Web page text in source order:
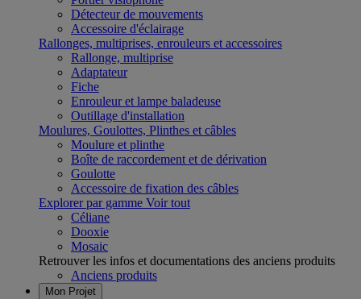
Détecteur de mouvements
Accessoire d'éclairage
Rallonges, multiprises, enrouleurs et accessoires
Rallonge, multiprise
Adaptateur
Fiche
Enrouleur et lampe baladeuse
Outillage d'installation
Moulures, Goulottes, Plinthes et câbles
Moulure et plinthe
Boîte de raccordement et de dérivation
Goulotte
Accessoire de fixation des câbles
Explorer par gamme Voir tout
Céliane
Dooxie
Mosaic
Retrouver les infos et documentations des anciens produits
Anciens produits
Mon Projet